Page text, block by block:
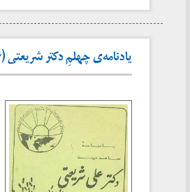
یادنامه‌ی چهلمِ دکتر شریعتی (۱۳۵۶)